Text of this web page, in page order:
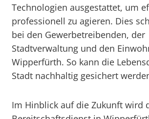
Technologien ausgestattet, um
professionell zu agieren. Dies
bei den Gewerbetreibenden, der
Stadtverwaltung und den
Wipperfürth. So kann die
Stadt nachhaltig gesichert
Im Hinblick auf die Zukunft wird